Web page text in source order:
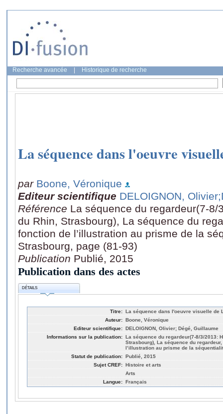
Recherche avancée Historique de recherche
La séquence dans l'oeuvre
par Boone, Véronique
Editeur scientifique DELOIGNON, Olivier
Référence La séquence du regardeur(7-
du Rhin, Strasbourg), La séquence du
fonction de l’illustration au prisme de la
Strasbourg, page (81-93)
Publication Publié, 2015
Publication dans des actes
DÉTAILS
Titre: La séquence dans l'oeuvre visuelle de
Auteur: Boone, Véronique
Editeur scientifique: DELOIGNON, Olivier; Dégé, Guillaume
Informations sur la publication: La séquence du regardeur(7-8/3/2013:
Strasbourg), La séquence du
l’illustration au prisme de la
Statut de publication: Publié, 2015
Sujet CREF: Histoire et arts
Arts
Langue: Français